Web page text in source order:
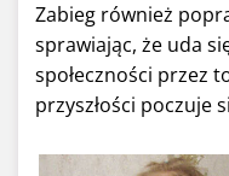
Zabieg również
sprawiając, że uda
społeczności przez
przyszłości poczuje